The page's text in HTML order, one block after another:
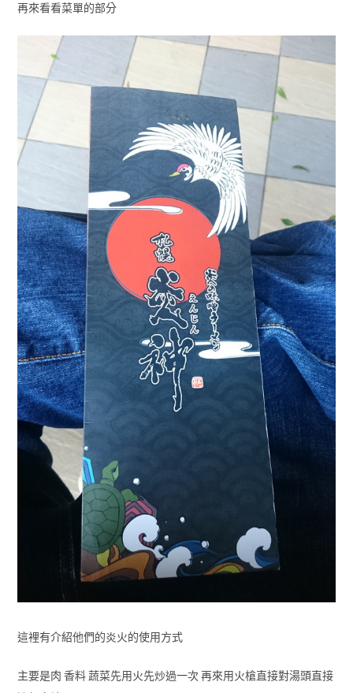
再來看看菜單的部分
這裡有介紹他們的炎火的使用方式
主要是肉 香料 蔬菜先用火先炒過一次 再來用火槍直接對湯頭直接